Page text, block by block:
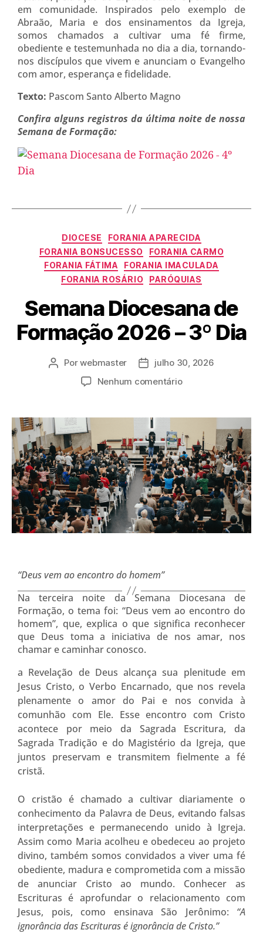
em comunidade. Inspirados pelo exemplo de
Abraão, Maria e dos ensinamentos da Igreja,
somos chamados a cultivar uma fé firme,
obediente e testemunhada no dia a dia, tornando-
nos discípulos que vivem e anunciam o Evangelho
com amor, esperança e fidelidade.
Texto: Pascom Santo Alberto Magno
Confira alguns registros da última noite de nossa
Semana de Formação:
DIOCESE
FORANIA APARECIDA
FORANIA BONSUCESSO
FORANIA CARMO
FORANIA FÁTIMA
FORANIA IMACULADA
FORANIA ROSÁRIO
PARÓQUIAS
Semana Diocesana de
Formação 2026 – 3º Dia
Porwebmaster
julho 30, 2026
Nenhum comentário
“Deus vem ao encontro do homem”
Na terceira noite da Semana Diocesana de
Formação, o tema foi: “Deus vem ao encontro do
homem”, que, explica o que significa reconhecer
que Deus toma a iniciativa de nos amar, nos
chamar e caminhar conosco.
a Revelação de Deus alcança sua plenitude em
Jesus Cristo, o Verbo Encarnado, que nos revela
plenamente o amor do Pai e nos convida à
comunhão com Ele. Esse encontro com Cristo
acontece por meio da Sagrada Escritura, da
Sagrada Tradição e do Magistério da Igreja, que
juntos preservam e transmitem fielmente a fé
cristã.
O cristão é chamado a cultivar diariamente o
conhecimento da Palavra de Deus, evitando falsas
interpretações e permanecendo unido à Igreja.
Assim como Maria acolheu e obedeceu ao projeto
divino, também somos convidados a viver uma fé
obediente, madura e comprometida com a missão
de anunciar Cristo ao mundo. Conhecer as
Escrituras é aprofundar o relacionamento com
Jesus, pois, como ensinava São Jerônimo: “A
ignorância das Escrituras é ignorância de Cristo.”